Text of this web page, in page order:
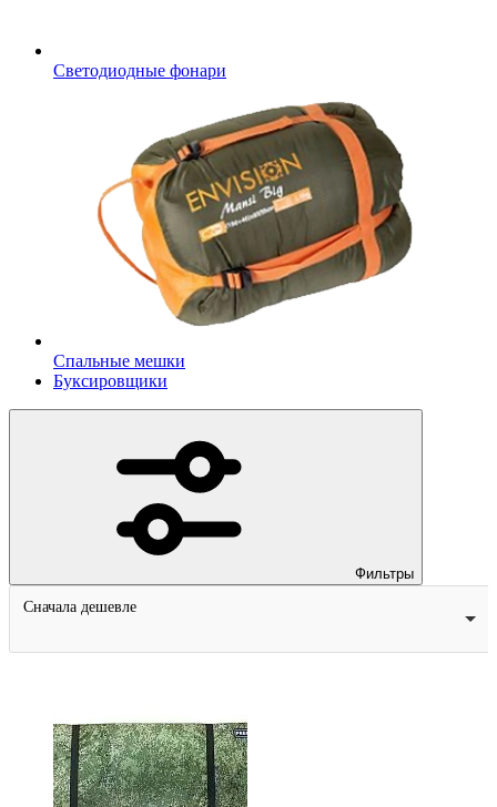
Светодиодные фонари
Спальные мешки
Буксировщики
Фильтры
Сначала дешевле